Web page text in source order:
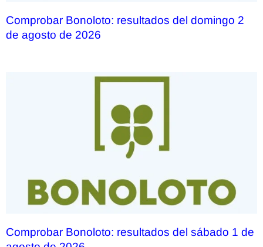
Comprobar Bonoloto: resultados del domingo 2
de agosto de 2026
Comprobar Bonoloto: resultados del sábado 1 de